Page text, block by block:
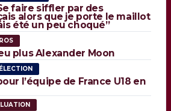
faire siffler par des
alors que je porte le maillot
été un peu choqué”
plus Alexander Moon
l’équipe de France U18 en